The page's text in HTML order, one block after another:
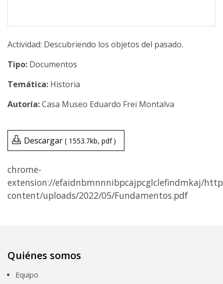
Actividad: Descubriendo los objetos del pasado.
Tipo: Documentos
Temática: Historia
Casa Museo Eduardo Frei Montalva
Descargar 1553.7kb pdf
chrome-
extension://efaidnbmnnnibpcajpcglclefindmkaj/
content/uploads/2022/05/Fundamentos.pdf
Quiénes somos
Equipo